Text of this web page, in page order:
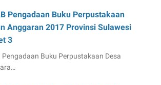
Pengadaan Buku Perpustakaan
Anggaran 2017 Provinsi Sulawesi
3
Pengadaan Buku Perpustakaan Desa